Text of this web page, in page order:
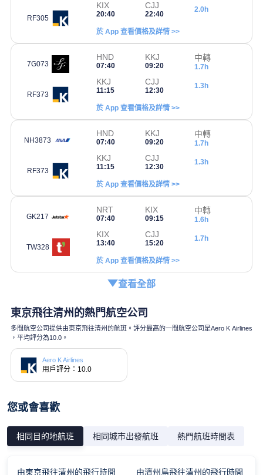
RF305
KIX
20:40
CJJ
22:40
2.0h
於 App 查看價格及詳情 >>
7G073
HND
07:40
KKJ
09:20
中轉
1.7h
RF373
KKJ
11:15
CJJ
12:30
1.3h
於 App 查看價格及詳情 >>
NH3873
HND
07:40
KKJ
09:20
中轉
1.7h
RF373
KKJ
11:15
CJJ
12:30
1.3h
於 App 查看價格及詳情 >>
GK217
NRT
07:40
KIX
09:15
中轉
1.6h
TW328
KIX
13:40
CJJ
15:20
1.7h
於 App 查看價格及詳情 >>
查看全部
東京飛往清州的熱門航空公司
多間航空公司提供由東京飛往清州的航班。評分最高的一間航空公司是Aero K Airlines
，平均評分為10.0。
Aero K Airlines
用戶評分：10.0
您或會喜歡
相同目的地航班 相同城市出發航班 熱門航班時間表
由東京飛往清州的飛行時間 由濟州島飛往清州的飛行時間